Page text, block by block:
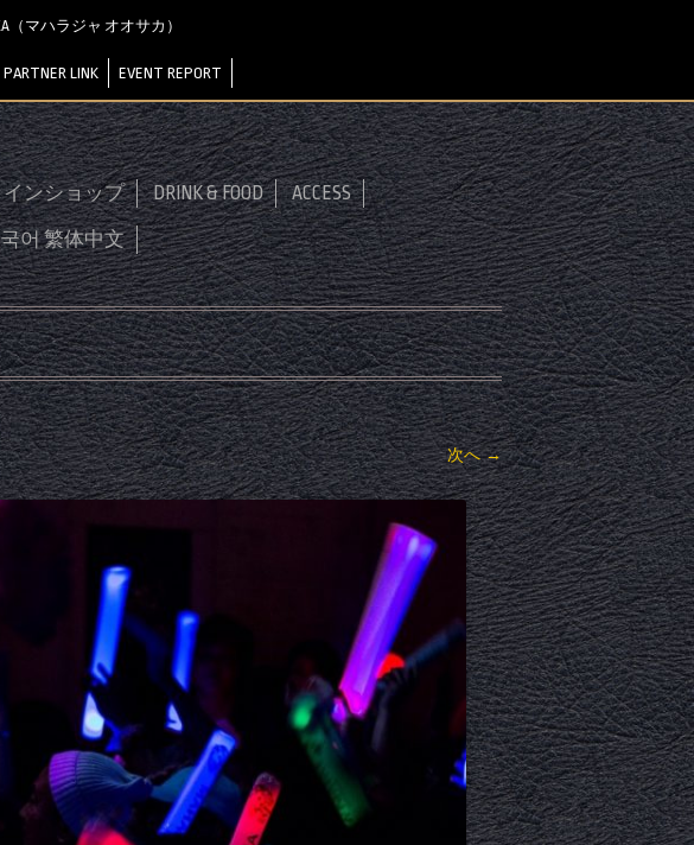
（マハラジャ オオサカ）
PARTNER LINK EVENT REPORT
インショップ DRINK & FOOD ACCESS
국어 繁体中文
次へ →